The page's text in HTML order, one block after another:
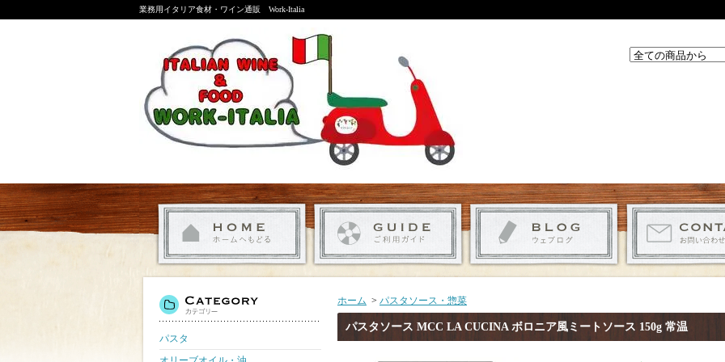
業務用イタリア食材・ワイン通販 Work-Italia
パスタ
ホーム > パスタソース・惣菜
パスタソース MCC LA CUCINA ボロニア風ミートソース 150g 常温